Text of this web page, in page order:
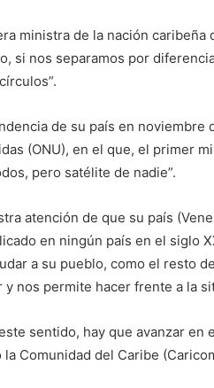
ministra de la nación caribeña
si nos separamos por
de su país en
(ONU), en el que, el primer
pero satélite de nadie”.
atención de que su país
en ningún país en el siglo
a su pueblo, como el resto
nos permite hacer frente a la
sentido, hay que avanzar
Comunidad del Caribe